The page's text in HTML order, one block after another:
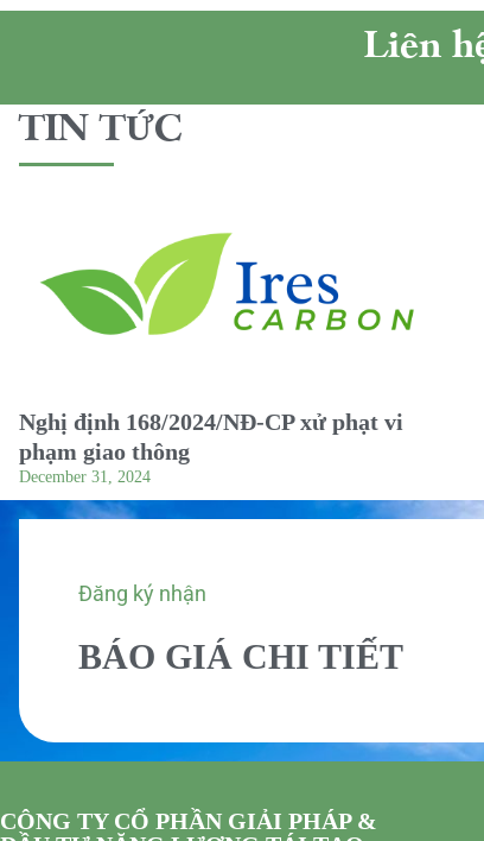
Liên
TIN TỨC
Nghị định 168/2024/NĐ-CP xử phạt vi
phạm giao thông
December 31, 2024
Đăng ký nhận
BÁO GIÁ CHI TIẾT
CÔNG TY CỔ PHẦN GIẢI PHÁP &